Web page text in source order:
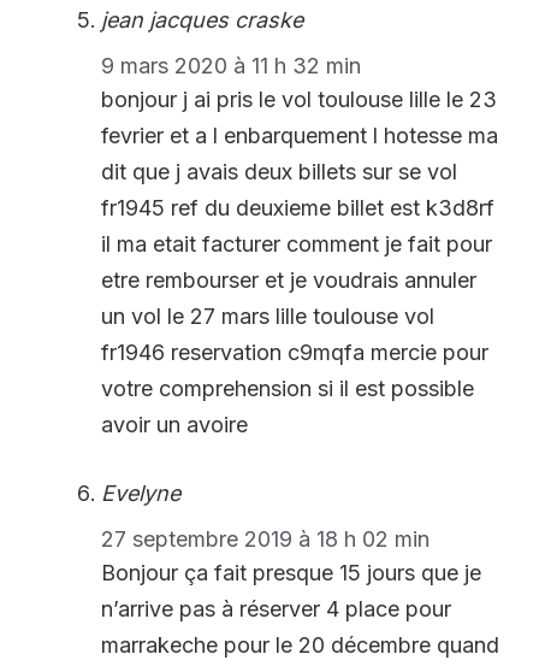
jean jacques craske
9 mars 2020 à 11 h 32 min
bonjour j ai pris le vol toulouse lille le 23
fevrier et a l enbarquement l hotesse ma
dit que j avais deux billets sur se vol
fr1945 ref du deuxieme billet est k3d8rf
il ma etait facturer comment je fait pour
etre rembourser et je voudrais annuler
un vol le 27 mars lille toulouse vol
fr1946 reservation c9mqfa mercie pour
votre comprehension si il est possible
avoir un avoire
Evelyne
27 septembre 2019 à 18 h 02 min
Bonjour ça fait presque 15 jours que je
n’arrive pas à réserver 4 place pour
marrakeche pour le 20 décembre quand